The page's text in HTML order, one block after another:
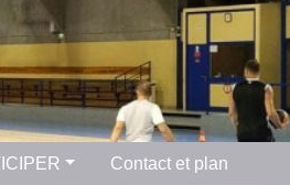
Contact et plan